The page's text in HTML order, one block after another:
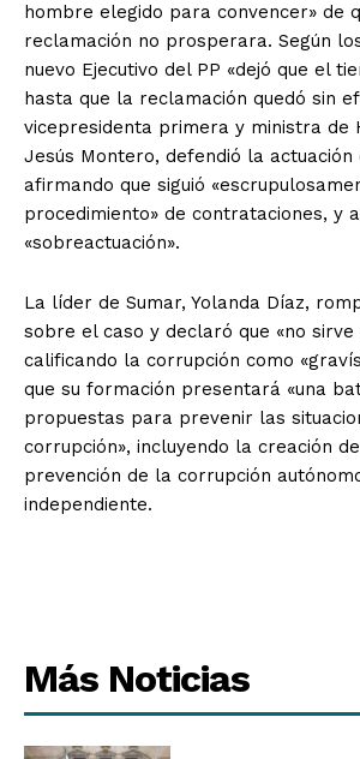
hombre elegido para convencer» de
reclamación no prosperara. Según
nuevo Ejecutivo del PP «dejó que el
hasta que la reclamación quedó sin
vicepresidenta primera y ministra de
Jesús Montero, defendió la actuación
afirmando que siguió
procedimiento» de contrataciones, y
«sobreactuación».
La líder de Sumar, Yolanda Díaz,
sobre el caso y declaró que «no sirve
calificando la corrupción como
que su formación presentará «una
propuestas para prevenir las
corrupción», incluyendo la creación
prevención de la corrupción
independiente.
Más Noticias